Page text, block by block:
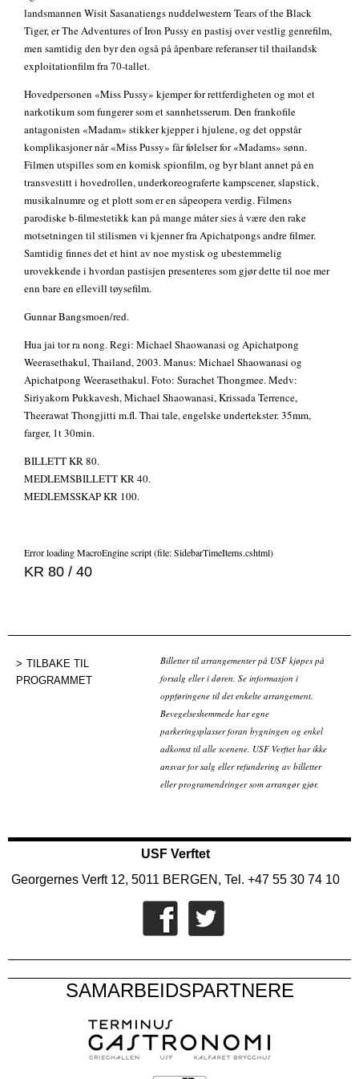
landsmannen Wisit Sasanatiengs nuddelwestern Tears of the Black
Tiger, er The Adventures of Iron Pussy en pastisj over vestlig genrefilm,
men samtidig den byr den også på åpenbare referanser til thailandsk
exploitationfilm fra 70-tallet.
Hovedpersonen «Miss Pussy» kjemper for rettferdigheten og mot et
narkotikum som fungerer som et sannhetsserum. Den frankofile
antagonisten «Madam» stikker kjepper i hjulene, og det oppstår
komplikasjoner når «Miss Pussy» får følelser for «Madams» sønn.
Filmen utspilles som en komisk spionfilm, og byr blant annet på en
transvestitt i hovedrollen, underkoreograferte kampscener, slapstick,
musikalnumre og et plott som er en såpeopera verdig. Filmens
parodiske b-filmestetikk kan på mange måter sies å være den rake
motsetningen til stilismen vi kjenner fra Apichatpongs andre filmer.
Samtidig finnes det et hint av noe mystisk og ubestemmelig
urovekkende i hvordan pastisjen presenteres som gjør dette til noe mer
enn bare en ellevill tøysefilm.
Gunnar Bangsmoen/red.
Hua jai tor ra nong. Regi: Michael Shaowanasi og Apichatpong
Weerasethakul, Thailand, 2003. Manus: Michael Shaowanasi og
Apichatpong Weerasethakul. Foto: Surachet Thongmee. Medv:
Siriyakorn Pukkavesh, Michael Shaowanasi, Krissada Terrence,
Theerawat Thongjitti m.fl. Thai tale, engelske undertekster. 35mm,
farger, 1t 30min.
BILLETT KR 80.
MEDLEMSBILLETT KR 40.
MEDLEMSSKAP KR 100.
Error loading MacroEngine script (file: SidebarTimeItems.cshtml)
KR 80 / 40
TILBAKE TIL
PROGRAMMET
Billetter til arrangementer på USF kjøpes på
forsalg eller i døren. Se informasjon i
oppføringene til det enkelte arrangement.
Bevegelseshemmede har egne
parkeringsplasser foran bygningen og enkel
adkomst til alle scenene. USF Verftet har ikke
ansvar for salg eller refundering av billetter
eller programendringer som arrangør gjør.
USF Verftet
Georgernes Verft 12, 5011 BERGEN, Tel. +47 55 30 74 10
SAMARBEIDSPARTNERE